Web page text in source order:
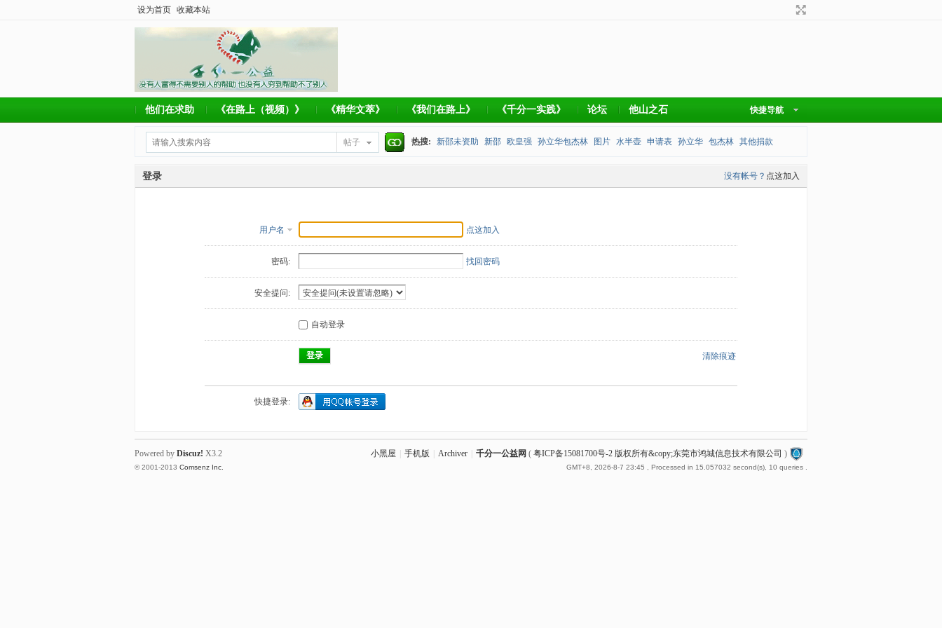
设为首页 收藏本站
快捷导航
他们在求助 《在路上（视频）》 《精华文萃》 《我们在路上》 《千分一实践》 论坛 他山之石
帖子
索
热搜: 新邵未资助 新邵 欧皇强 孙立华包杰林 图片 水半壶 申请表 孙立华 包杰林 其他捐款
没有帐号？ 点这加入
登录
用户名 点这加入
密码: 找回密码
安全提问:
自动登录
登录 清除痕迹
快捷登录:
小黑屋 手机版 Archiver 千分一公益网 ( 粤ICP备15081700号-2 版权所有&copy;东莞市鸿城信息技术有限公司 )
GMT+8, 2026-8-7 23:45 , Processed in 15.057032 second(s), 10 queries .
Powered by Discuz! X3.2
© 2001-2013 Comsenz Inc.